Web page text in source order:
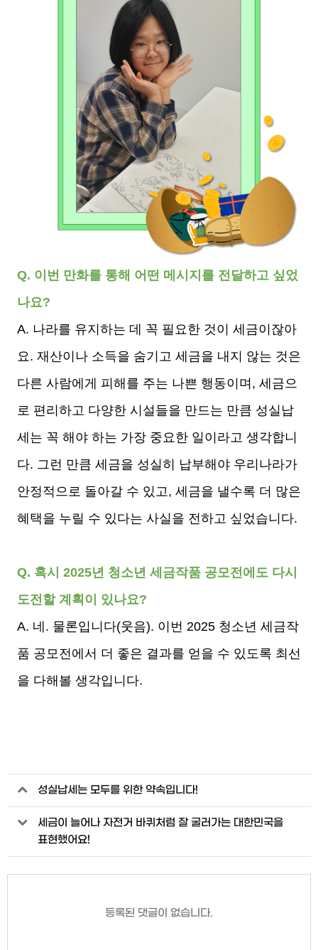
Q. 이번 만화를 통해 어떤 메시지를 전달하고 싶었
나요?
A. 나라를 유지하는 데 꼭 필요한 것이 세금이잖아
요. 재산이나 소득을 숨기고 세금을 내지 않는 것은
다른 사람에게 피해를 주는 나쁜 행동이며, 세금으
로 편리하고 다양한 시설들을 만드는 만큼 성실납
세는 꼭 해야 하는 가장 중요한 일이라고 생각합니
다. 그런 만큼 세금을 성실히 납부해야 우리나라가
안정적으로 돌아갈 수 있고, 세금을 낼수록 더 많은
혜택을 누릴 수 있다는 사실을 전하고 싶었습니다.
Q. 혹시 2025년 청소년 세금작품 공모전에도 다시
도전할 계획이 있나요?
A. 네. 물론입니다(웃음). 이번 2025 청소년 세금작
품 공모전에서 더 좋은 결과를 얻을 수 있도록 최선
을 다해볼 생각입니다.
관련자료
성실납세는 모두를 위한 약속입니다!
세금이 늘어나 자전거 바퀴처럼 잘 굴러가는 대한민국을
표현했어요!
등록된 댓글이 없습니다.